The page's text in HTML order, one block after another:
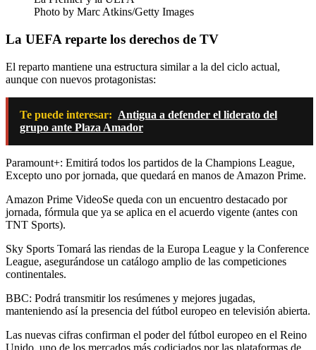
Photo by Marc Atkins/Getty Images
La UEFA reparte los derechos de TV
El reparto mantiene una estructura similar a la del ciclo actual,
aunque con nuevos protagonistas:
Te puede interesar: Antigua a defender el liderato del
grupo ante Plaza Amador
Paramount+: Emitirá todos los partidos de la Champions League,
Excepto uno por jornada, que quedará en manos de Amazon Prime.
Amazon Prime VideoSe queda con un encuentro destacado por
jornada, fórmula que ya se aplica en el acuerdo vigente (antes con
TNT Sports).
Sky Sports Tomará las riendas de la Europa League y la Conference
League, asegurándose un catálogo amplio de las competiciones
continentales.
BBC: Podrá transmitir los resúmenes y mejores jugadas,
manteniendo así la presencia del fútbol europeo en televisión abierta.
Las nuevas cifras confirman el poder del fútbol europeo en el Reino
Unido, uno de los mercados más codiciados por las plataformas de